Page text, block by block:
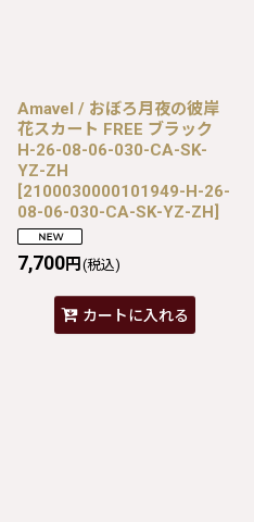
Amavel / おぼろ月夜の彼岸
花スカート FREE ブラック
H-26-08-06-030-CA-SK-
YZ-ZH
[2100030000101949-H-26-
08-06-030-CA-SK-YZ-ZH]
7,700円 (税込)
カートに入れる